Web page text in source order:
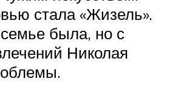
стала «Жизель».
была, но с
Николая